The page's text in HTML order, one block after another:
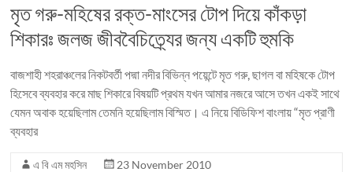
মৃত গরু-মহিষের রক্ত-মাংসের টোপ দিয়ে কাঁকড়া
শিকারঃ জলজ জীববৈচিত্র্যের জন্য একটি হুমকি
বাজশাহী শহরাঞ্চলের নিকটবর্তী পদ্মা নদীর বিভিন্ন পয়েন্টে মৃত গরু, ছাগল বা মহিষকে টোপ
হিসেবে ব্যবহার করে মাছ শিকারে বিষয়টি প্রথম যখন আমার নজরে আসে তখন একই সাথে
যেমন অবাক হয়েছিলাম তেমনি হয়েছিলাম বিস্মিত। এ নিয়ে বিডিফিশ বাংলায় “মৃত প্রাণী
ব্যবহার
এ বি এম মহসিন
23 November 2010